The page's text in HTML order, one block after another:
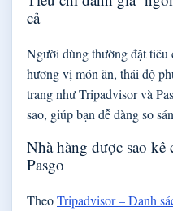
cả
Người dùng thường đặt tiêu
hương vị món ăn, thái độ
trang như Tripadvisor và
sao, giúp bạn dễ dàng so
Nhà hàng được sao
Pasgo
TheoTripadvisor – Danh